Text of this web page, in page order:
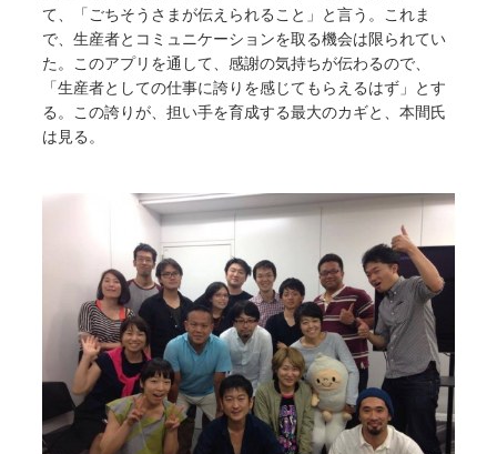
て、「ごちそうさまが伝えられること」と言う。これま
で、生産者とコミュニケーションを取る機会は限られてい
た。このアプリを通して、感謝の気持ちが伝わるので、
「生産者としての仕事に誇りを感じてもらえるはず」とす
る。この誇りが、担い手を育成する最大のカギと、本間氏
は見る。